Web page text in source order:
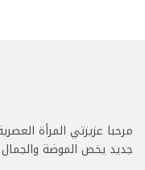
مرحبا عزيزتي المرأة
جديد يخص الموضة